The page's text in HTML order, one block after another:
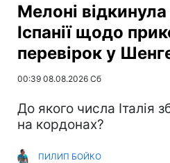
Мелоні
Іспанії щодо
перевірок у
00:39 08.08.2026 Сб
До якого числа Італія
на кордонах?
ПИЛИП БОЙКО